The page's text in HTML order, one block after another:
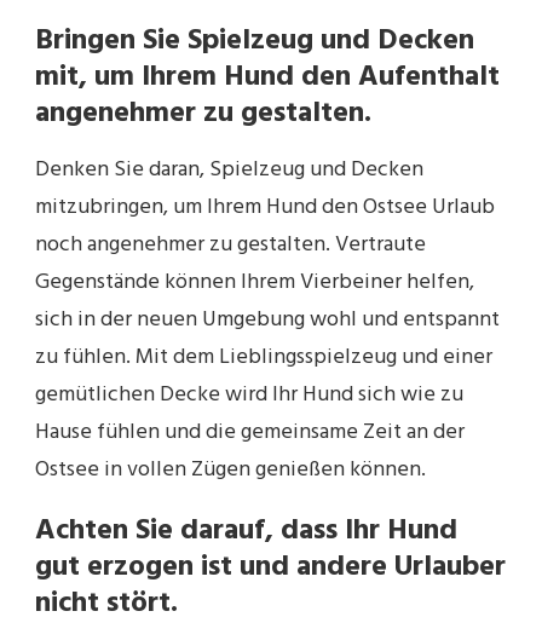
Bringen Sie Spielzeug und Decken
mit, um Ihrem Hund den Aufenthalt
angenehmer zu gestalten.
Denken Sie daran, Spielzeug und Decken
mitzubringen, um Ihrem Hund den Ostsee Urlaub
noch angenehmer zu gestalten. Vertraute
Gegenstände können Ihrem Vierbeiner helfen,
sich in der neuen Umgebung wohl und entspannt
zu fühlen. Mit dem Lieblingsspielzeug und einer
gemütlichen Decke wird Ihr Hund sich wie zu
Hause fühlen und die gemeinsame Zeit an der
Ostsee in vollen Zügen genießen können.
Achten Sie darauf, dass Ihr Hund
gut erzogen ist und andere Urlauber
nicht stört.